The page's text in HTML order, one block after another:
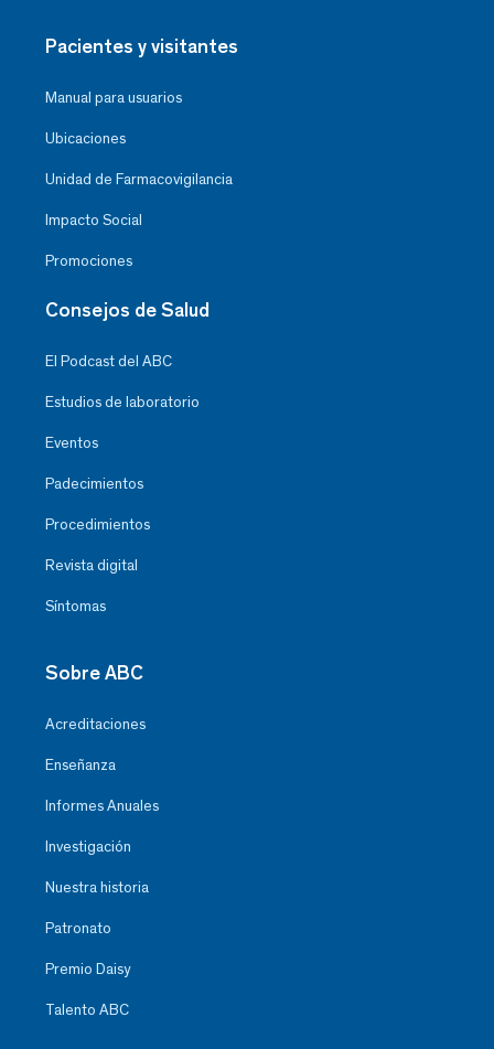
Pacientes y visitantes
Manual para usuarios
Ubicaciones
Unidad de Farmacovigilancia
Impacto Social
Promociones
Consejos de Salud
El Podcast del ABC
Estudios de laboratorio
Eventos
Padecimientos
Procedimientos
Revista digital
Síntomas
Sobre ABC
Acreditaciones
Enseñanza
Informes Anuales
Investigación
Nuestra historia
Patronato
Premio Daisy
Talento ABC